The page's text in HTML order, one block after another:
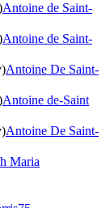
Antoine de Saint-
Antoine de Saint-
Antoine De Saint-
Antoine de-Saint
Antoine De Saint-
Maria